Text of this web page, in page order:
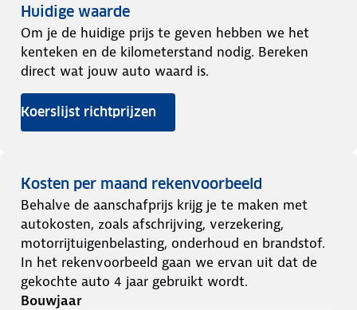
Huidige waarde
Om je de huidige prijs te geven hebben we het
kenteken en de kilometerstand nodig. Bereken
direct wat jouw auto waard is.
Koerslijst richtprijzen
Kosten per maand rekenvoorbeeld
Behalve de aanschafprijs krijg je te maken met
autokosten, zoals afschrijving, verzekering,
motorrijtuigenbelasting, onderhoud en brandstof.
In het rekenvoorbeeld gaan we ervan uit dat de
gekochte auto 4 jaar gebruikt wordt.
Bouwjaar